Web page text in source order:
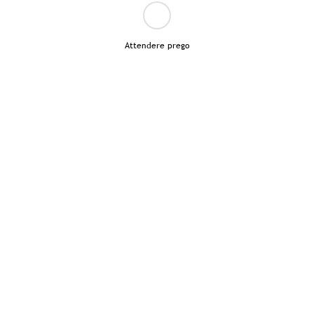
Attendere prego